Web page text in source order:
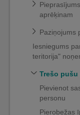
aprēķinam
Paziņojums
Iesniegums
teritorija"
Trešo
Pievienot
personu
Pierobežas